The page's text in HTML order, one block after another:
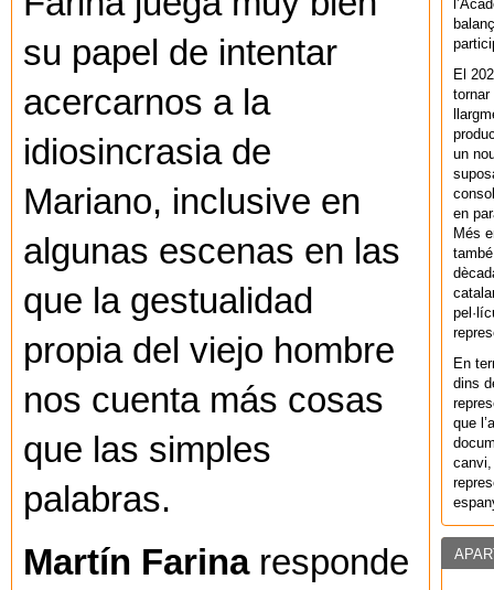
su papel de intentar
acercarnos a la
idiosincrasia de
Mariano, inclusive en
algunas escenas en las
que la gestualidad
propia del viejo hombre
nos cuenta más cosas
que las simples
palabras.
Martín Farinaresponde
El
un
en
Més
En
dins
que
canvi,